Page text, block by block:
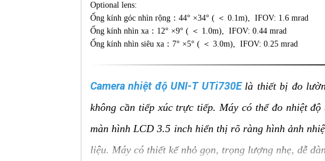
Optional lens:
Ống kính góc nhìn rộng：44° ×34° ( ＜ 0.1m), IFOV: 1.6 mrad
Ống kính nhìn xa：12° ×9° ( ＜ 1.0m), IFOV: 0.44 mrad
Ống kính nhìn siêu xa：7° ×5° ( ＜ 3.0m), IFOV: 0.25 mrad
Camera nhiệt độ UNI-T UTi730E là thiết bị đo
không cần tiếp xúc trực tiếp. Máy có thể đo nhiệt
màn hình LCD 3.5 inch hiển thị rõ ràng hình ảnh
liệu. Máy có thiết kế nhỏ gọn, trọng lượng nhẹ, dễ